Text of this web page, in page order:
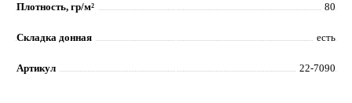
Плотность, гр/м² 80
Складка донная есть
Артикул 22-7090